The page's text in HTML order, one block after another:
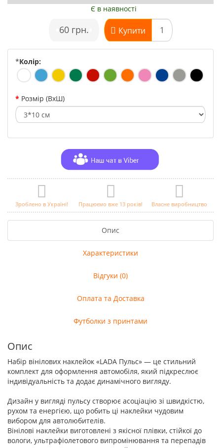
Є в наявності
60 грн. Купити
*Колір:
Розмір (ВхШ)
Зроблено в Україні! Працюємо вже 13 років! Власне виробництво
Опис
Характеристики
Відгуки (0)
Оплата та Доставка
Футболки з принтами
Опис
Набір вінілових наклейок «LADA Пульс» — це стильний
комплект для оформлення автомобіля, який підкреслює
індивідуальність та додає динамічного вигляду.
Дизайн у вигляді пульсу створює асоціацію зі швидкістю,
рухом та енергією, що робить ці наклейки чудовим
вибором для автолюбителів.
Вінілові наклейки виготовлені з якісної плівки, стійкої до
вологи, ультрафіолетового випромінювання та перепадів